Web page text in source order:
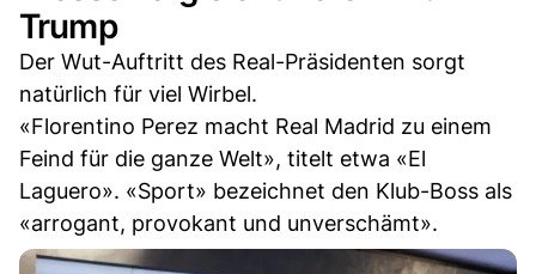
Trump
Der Wut-Auftritt des Real-Präsidenten sorgt
natürlich für viel Wirbel.
«Florentino Perez macht Real Madrid zu einem
Feind für die ganze Welt», titelt etwa «El
Laguero». «Sport» bezeichnet den Klub-Boss als
«arrogant, provokant und unverschämt».